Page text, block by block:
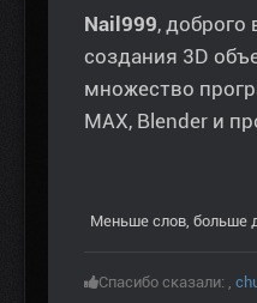
Nail999, доброго
создания 3D
множество
MAX, Blender и
Меньше слов, больше
Спасибо сказали: